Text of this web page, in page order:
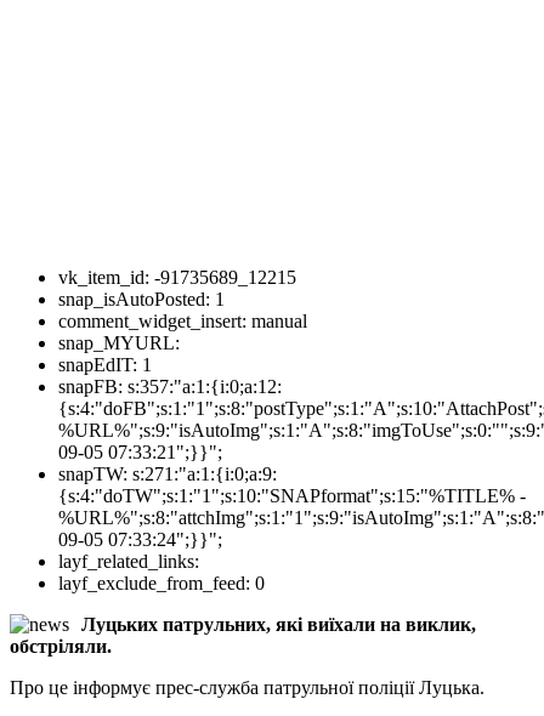
vk_item_id: -91735689_12215
snap_isAutoPosted: 1
comment_widget_insert: manual
snap_MYURL:
snapEdIT: 1
snapFB: s:357:"a:1:{i:0;a:12:
09-05 07:33:21";}}";
snapTW: s:271:"a:1:{i:0;a:9:
{s:4:"doTW";s:1:"1";s:10:"SNAPformat";s:15:"%TITLE% -
09-05 07:33:24";}}";
layf_related_links:
layf_exclude_from_feed: 0
Луцьких патрульних, які виїхали на виклик,
обстріляли.
Про це інформує прес-служба патрульної поліції Луцька.